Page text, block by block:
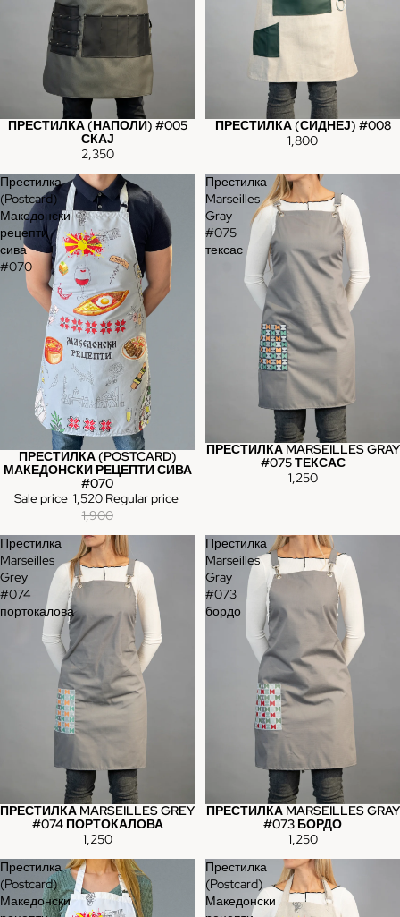
ПРЕСТИЛКА (НАПОЛИ) #005
СКАЈ
2,350
ПРЕСТИЛКА (СИДНЕЈ) #008
1,800
Престилка
(Postcard)
Македонски
рецепти
сива
#070
SaleПРЕСТИЛКА (POSTCARD)
МАКЕДОНСКИ РЕЦЕПТИ СИВА
#070
Sale price 1,520 Regular price
1,900
Престилка
Marseilles
Gray
#075
тексас
ПРЕСТИЛКА MARSEILLES GRAY
#075 ТЕКСАС
1,250
Престилка
Marseilles
Grey
#074
портокалова
ПРЕСТИЛКА MARSEILLES GREY
#074 ПОРТОКАЛОВА
1,250
Престилка
Marseilles
Gray
#073
бордо
ПРЕСТИЛКА MARSEILLES GRAY
#073 БОРДО
1,250
Престилка
(Postcard)
Македонски
Престилка
(Postcard)
Македонски